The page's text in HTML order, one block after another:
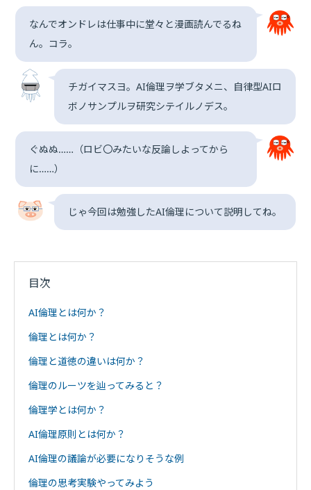
なんでオンドレは仕事中に堂々と漫画読んでるね
ん。コラ。
チガイマスヨ。AI倫理ヲ学ブタメニ、自律型AIロ
ボノサンプルヲ研究シテイルノデス。
ぐぬぬ……（ロビ〇みたいな反論しよってから
に……）
じゃ今回は勉強したAI倫理について説明してね。
目次
AI倫理とは何か？
倫理とは何か？
倫理と道徳の違いは何か？
倫理のルーツを辿ってみると？
倫理学とは何か？
AI倫理原則とは何か？
AI倫理の議論が必要になりそうな例
倫理の思考実験やってみよう